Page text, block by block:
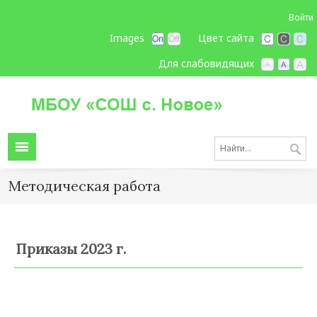
Войти
Цвет сайта
Images
Для слабовидящих
Методическая работа
Приказы 2023 г.